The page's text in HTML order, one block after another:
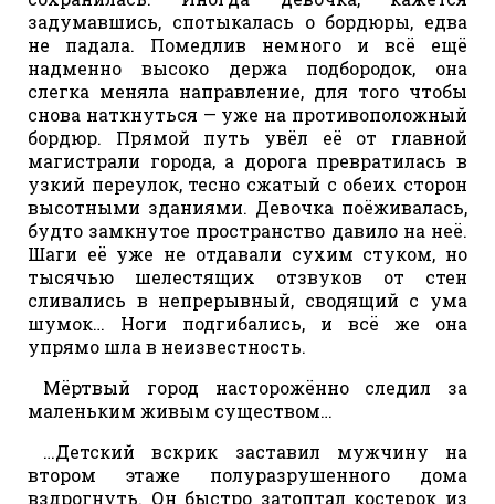
задумавшись, спотыкалась о бордюры, едва
не падала. Помедлив немного и всё ещё
надменно высоко держа подбородок, она
слегка меняла направление, для того чтобы
снова наткнуться — уже на противоположный
бордюр. Прямой путь увёл её от главной
магистрали города, а дорога превратилась в
узкий переулок, тесно сжатый с обеих сторон
высотными зданиями. Девочка поёживалась,
будто замкнутое пространство давило на неё.
Шаги её уже не отдавали сухим стуком, но
тысячью шелестящих отзвуков от стен
сливались в непрерывный, сводящий с ума
шумок… Ноги подгибались, и всё же она
упрямо шла в неизвестность.
Мёртвый город насторожённо следил за
маленьким живым существом…
…Детский вскрик заставил мужчину на
втором этаже полуразрушенного дома
вздрогнуть. Он быстро затоптал костерок из